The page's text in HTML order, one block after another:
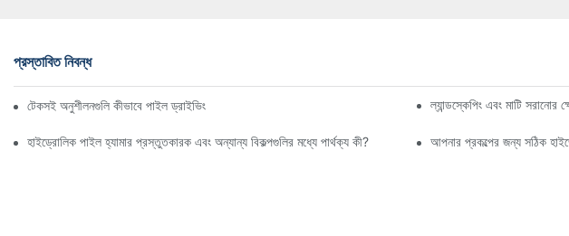
প্রস্তাবিত নিবন্ধ
টেকসই অনুশীলনগুলি কীভাবে পাইল ড্রাইভিং সরঞ্জাম উন্নয়নকে প্রভাবিত করছে ল্যান্ডস্কেপিং এবং মাটি সরানোর
হাইড্রোলিক পাইল হ্যামার প্রস্তুতকারক এবং অন্যান্য বিকল্পগুলির মধ্যে পার্থক্য কী? আপনার প্রকল্পের জন্য সঠিক